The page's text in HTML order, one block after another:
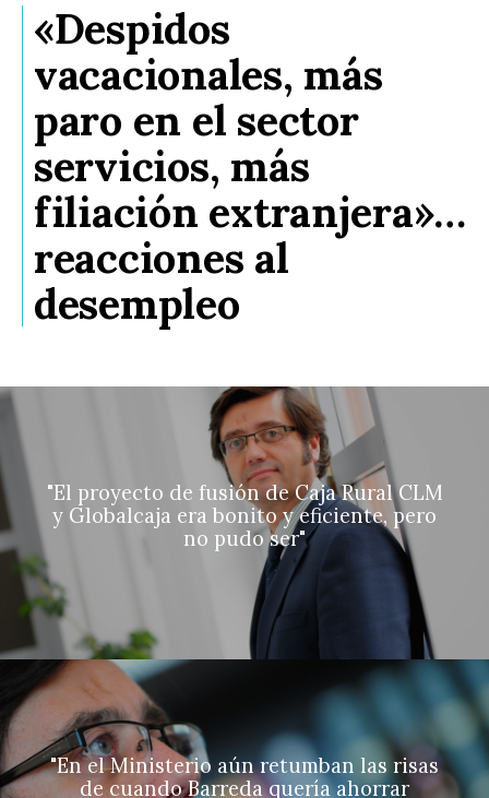
«Despidos
vacacionales, más
paro en el sector
servicios, más
filiación extranjera»…
reacciones al
desempleo
"El proyecto de fusión de Caja Rural CLM
y Globalcaja era bonito y eficiente, pero
no pudo ser"
"En el Ministerio aún retumban las risas
de cuando Barreda quería ahorrar